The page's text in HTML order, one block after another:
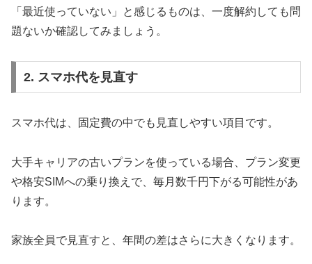
「最近使っていない」と感じるものは、一度解約しても問
題ないか確認してみましょう。
2. スマホ代を見直す
スマホ代は、固定費の中でも見直しやすい項目です。
大手キャリアの古いプランを使っている場合、プラン変更
や格安SIMへの乗り換えで、毎月数千円下がる可能性があ
ります。
家族全員で見直すと、年間の差はさらに大きくなります。